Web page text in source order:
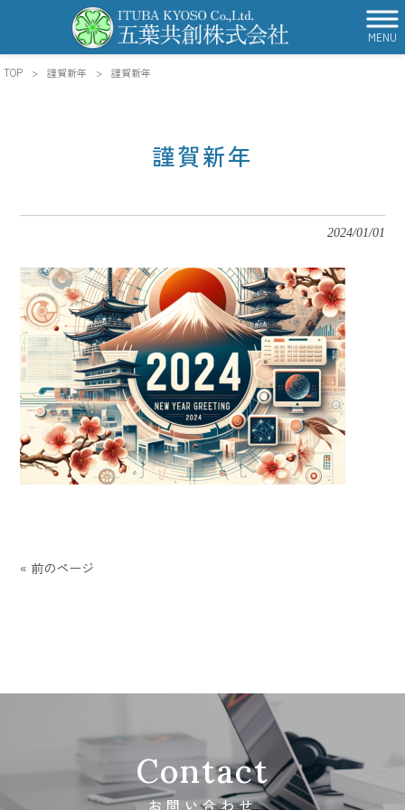
MENU
TOP > 謹賀新年 > 謹賀新年
謹賀新年
2024/01/01
« 前のページ
Contact
お問い合わせ